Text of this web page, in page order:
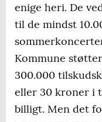
enige heri. De
til de mindst
Kommune
300.000
eller 30 kroner i
billigt. Men det